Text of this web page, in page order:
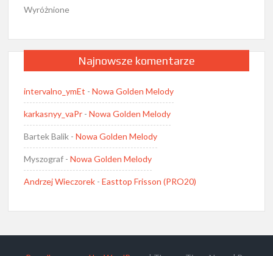
Wyróżnione
Najnowsze komentarze
intervalno_ymEt -Nowa Golden Melody
karkasnyy_vaPr -Nowa Golden Melody
Bartek Balik -Nowa Golden Melody
Myszograf -Nowa Golden Melody
Andrzej Wieczorek -Easttop Frisson (PRO20)